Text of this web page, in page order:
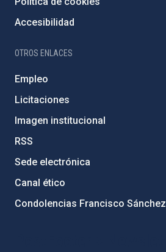
Accesibilidad
OTROS ENLACES
Empleo
Licitaciones
Imagen institucional
RSS
Sede electrónica
Canal ético
Condolencias Francisco Sánchez